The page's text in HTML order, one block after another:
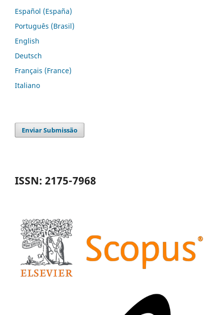
Español (España)
Português (Brasil)
English
Deutsch
Français (France)
Italiano
Enviar Submissão
ISSN: 2175-7968